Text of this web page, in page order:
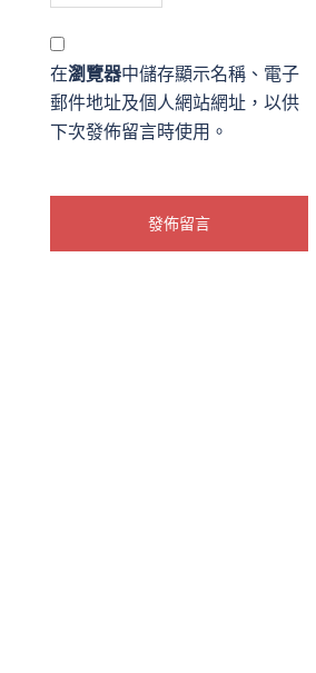
在瀏覽器中儲存顯示名稱、電子
郵件地址及個人網站網址，以供
下次發佈留言時使用。